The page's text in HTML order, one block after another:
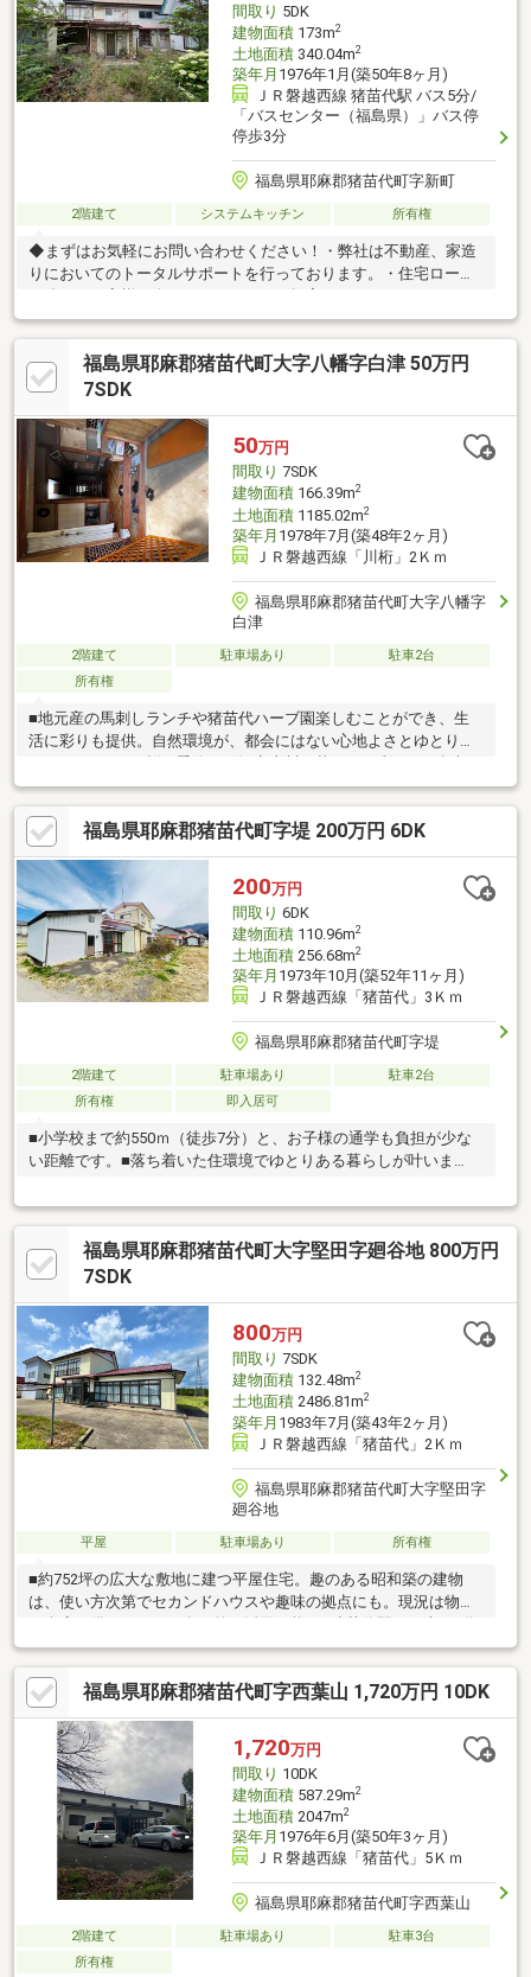
間取り 5DK
建物面積173m2
土地面積340.04m2
築年月 1976年1月(築50年8ヶ月)
ＪＲ磐越西線 猪苗代駅 バス5分/
「バスセンター（福島県）」バス停
停歩3分
福島県耶麻郡猪苗代町字新町
2階建て システムキッチン 所有権
◆まずはお気軽にお問い合わせください！・弊社は不動産、家造
りにおいてのトータルサポートを行っております。・住宅ローン
す。・スタッフ一同、誠心誠意ご対応させていただきます！◆経
験知識が豊富なスタッフが在籍！迅速な対応を心掛けておりま
す。・お問合せを受けてから即日ご対応をさせていただきま
す。・その他物件情報も多数ございます！お気軽にお問い合わせ
福島県耶麻郡猪苗代町大字八幡字白津 50万円
7SDK
50万円
間取り 7SDK
建物面積166.39m2
土地面積1185.02m2
築年月 1978年7月(築48年2ヶ月)
ＪＲ磐越西線「川桁」2Ｋｍ
福島県耶麻郡猪苗代町大字八幡字
白津
2階建て 駐車場あり
駐車2台
所有権
■地元産の馬刺しランチや猪苗代ハーブ園楽しむことができ、生
活に彩りも提供。自然環境が、都会にはない心地よさとゆとりを
的。春の訪れを家族で楽しめる、地域とのつながりも育める環境
です。
福島県耶麻郡猪苗代町字堤 200万円 6DK
200万円
間取り 6DK
建物面積110.96m2
土地面積256.68m2
築年月 1973年10月(築52年11ヶ月)
ＪＲ磐越西線「猪苗代」3Ｋｍ
福島県耶麻郡猪苗代町字堤
2階建て 駐車場あり
駐車2台
所有権
即入居可
■小学校まで約550ｍ（徒歩7分）と、お子様の通学も負担が少な
い距離です。■落ち着いた住環境でゆとりある暮らしが叶いま
福島県耶麻郡猪苗代町大字堅田字廻谷地 800万円
7SDK
800万円
間取り 7SDK
建物面積132.48m2
土地面積2486.81m2
築年月 1983年7月(築43年2ヶ月)
ＪＲ磐越西線「猪苗代」2Ｋｍ
福島県耶麻郡猪苗代町大字堅田字
廻谷地
平屋 駐車場あり 所有権
■約752坪の広大な敷地に建つ平屋住宅。趣のある昭和築の建物
は、使い方次第でセカンドハウスや趣味の拠点にも。現況は物置
や倉庫も備えており、多目的に活用可能。■猪苗代駅まで車で3分
の利便性に加え、自然豊かな環境が魅力。周囲には猪苗代湖やリ
ステル猪苗代など観光・レジャー施設も多数。週末のリフレッシ
ュや家族でのレジャーにぴったりな立地です 。
福島県耶麻郡猪苗代町字西葉山 1,720万円 10DK
1,720万円
間取り 10DK
建物面積587.29m2
土地面積2047m2
築年月 1976年6月(築50年3ヶ月)
ＪＲ磐越西線「猪苗代」5Ｋｍ
福島県耶麻郡猪苗代町字西葉山
2階建て 駐車場あり
駐車3台
所有権